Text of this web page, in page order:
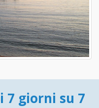
7 giorni su 7